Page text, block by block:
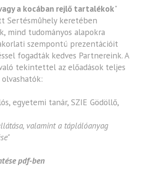
a kocában rejlő tartalékok"
Sertésmûhely keretében
mind tudományos alapokra
szempontú prezentációit
fogadták kedves Partnereink. A
tekintettel az előadások teljes
egyetemi tanár, SZIE Gödöllő,
valamint a táplálóanyag
pdf-ben